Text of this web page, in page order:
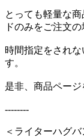
とっても軽量な
ドのみをご注文の
時間指定をされ
す。
是非、商品ページ
--------
＜ライターハグバ